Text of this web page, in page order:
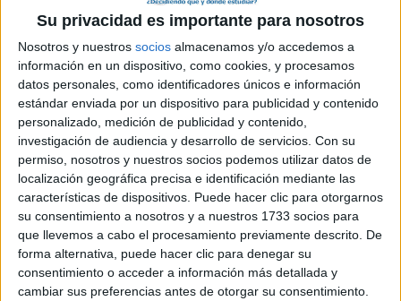
Su privacidad es importante para nosotros
Nosotros y nuestros socios almacenamos y/o accedemos a
información en un dispositivo, como cookies, y procesamos
datos personales, como identificadores únicos e información
estándar enviada por un dispositivo para publicidad y contenido
personalizado, medición de publicidad y contenido,
investigación de audiencia y desarrollo de servicios. Con su
permiso, nosotros y nuestros socios podemos utilizar datos de
localización geográfica precisa e identificación mediante las
características de dispositivos. Puede hacer clic para otorgarnos
su consentimiento a nosotros y a nuestros 1733 socios para
que llevemos a cabo el procesamiento previamente descrito. De
forma alternativa, puede hacer clic para denegar su
consentimiento o acceder a información más detallada y
cambiar sus preferencias antes de otorgar su consentimiento.
Máster Universitario en
Modelización Matemática
Impartido en:
Facultad de Ciencias
Peso:
3
Duración:
1.0 años
Créditos ECTS:
60
Coste primer año:
1940 €